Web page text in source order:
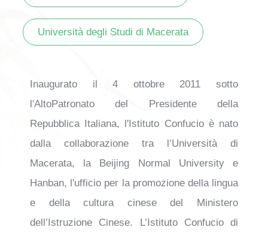
Università degli Studi di Macerata
Inaugurato il 4 ottobre 2011 sotto
l'AltoPatronato del Presidente della
Repubblica Italiana, l'Istituto Confucio è nato
dalla collaborazione tra l’Università di
Macerata, la Beijing Normal University e
Hanban, l'ufficio per la promozione della lingua
e della cultura cinese del Ministero
dell’Istruzione Cinese. L’Istituto Confucio di